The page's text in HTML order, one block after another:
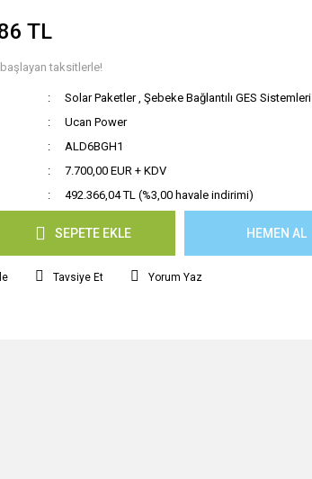
TL
taksitlerle!
Solar Paketler , Şebeke Bağlantılı GES Sistemleri
Ucan Power
ALD6BGH1
7.700,00 EUR + KDV
492.366,04 TL (%3,00 havale indirimi)
SEPETE EKLE HEMEN AL
Tavsiye Et Yorum Yaz